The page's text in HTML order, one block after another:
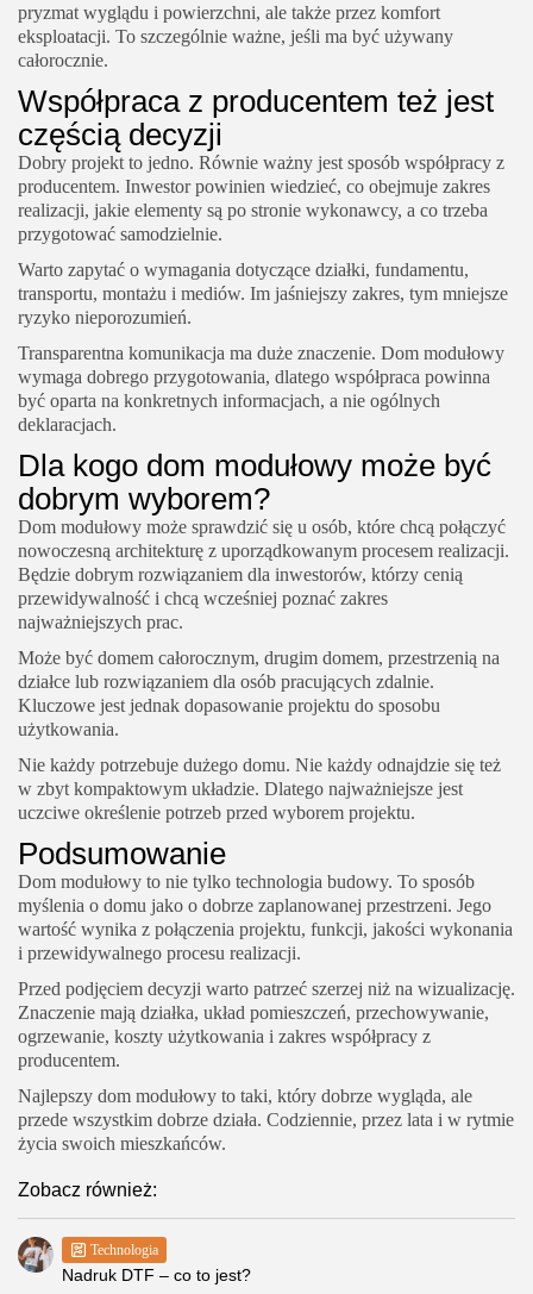
pryzmat wyglądu i powierzchni, ale także przez komfort
eksploatacji. To szczególnie ważne, jeśli ma być używany
całorocznie.
Współpraca z producentem też jest
częścią decyzji
Dobry projekt to jedno. Równie ważny jest sposób współpracy z
producentem. Inwestor powinien wiedzieć, co obejmuje zakres
realizacji, jakie elementy są po stronie wykonawcy, a co trzeba
przygotować samodzielnie.
Warto zapytać o wymagania dotyczące działki, fundamentu,
transportu, montażu i mediów. Im jaśniejszy zakres, tym mniejsze
ryzyko nieporozumień.
Transparentna komunikacja ma duże znaczenie. Dom modułowy
wymaga dobrego przygotowania, dlatego współpraca powinna
być oparta na konkretnych informacjach, a nie ogólnych
deklaracjach.
Dla kogo dom modułowy może być
dobrym wyborem?
Dom modułowy może sprawdzić się u osób, które chcą połączyć
nowoczesną architekturę z uporządkowanym procesem realizacji.
Będzie dobrym rozwiązaniem dla inwestorów, którzy cenią
przewidywalność i chcą wcześniej poznać zakres
najważniejszych prac.
Może być domem całorocznym, drugim domem, przestrzenią na
działce lub rozwiązaniem dla osób pracujących zdalnie.
Kluczowe jest jednak dopasowanie projektu do sposobu
użytkowania.
Nie każdy potrzebuje dużego domu. Nie każdy odnajdzie się też
w zbyt kompaktowym układzie. Dlatego najważniejsze jest
uczciwe określenie potrzeb przed wyborem projektu.
Podsumowanie
Dom modułowy to nie tylko technologia budowy. To sposób
myślenia o domu jako o dobrze zaplanowanej przestrzeni. Jego
wartość wynika z połączenia projektu, funkcji, jakości wykonania
i przewidywalnego procesu realizacji.
Przed podjęciem decyzji warto patrzeć szerzej niż na wizualizację.
Znaczenie mają działka, układ pomieszczeń, przechowywanie,
ogrzewanie, koszty użytkowania i zakres współpracy z
producentem.
Najlepszy dom modułowy to taki, który dobrze wygląda, ale
przede wszystkim dobrze działa. Codziennie, przez lata i w rytmie
życia swoich mieszkańców.
Zobacz również:
Technologia
Nadruk DTF – co to jest?